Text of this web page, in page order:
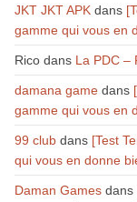
JKT JKT APKdans
gamme qui vous en
Ricodans La PDC –
damana gamedans
gamme qui vous en
99 clubdans [Test
qui vous en donne
Daman Gamesdans